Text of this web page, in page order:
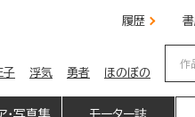
履歴
子 浮気 勇者 ほのぼの
・写真集 モーター誌